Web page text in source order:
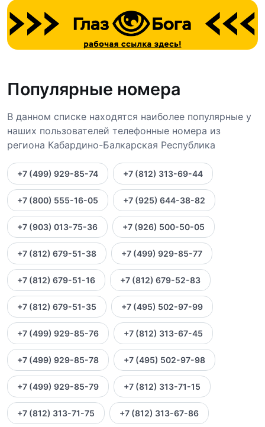
Популярные номера
В данном списке находятся наиболее популярные у
наших пользователей телефонные номера из
региона Кабардино-Балкарская Республика
+7 (499) 929-85-74 +7 (812) 313-69-44
+7 (800) 555-16-05 +7 (925) 644-38-82
+7 (903) 013-75-36 +7 (926) 500-50-05
+7 (812) 679-51-38 +7 (499) 929-85-77
+7 (812) 679-51-16 +7 (812) 679-52-83
+7 (812) 679-51-35 +7 (495) 502-97-99
+7 (499) 929-85-76 +7 (812) 313-67-45
+7 (499) 929-85-78 +7 (495) 502-97-98
+7 (499) 929-85-79 +7 (812) 313-71-15
+7 (812) 313-71-75 +7 (812) 313-67-86